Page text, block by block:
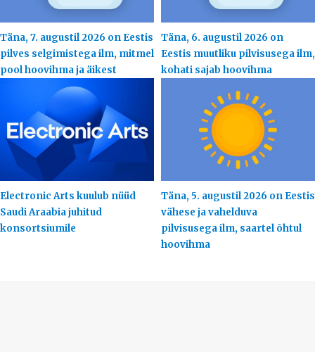
Täna, 7. augustil 2026 on Eestis
pilves selgimistega ilm, mitmel
pool hoovihma ja äikest
Täna, 6. augustil 2026 on
Eestis muutliku pilvisusega ilm,
kohati sajab hoovihma
Electronic Arts kuulub nüüd
Saudi Araabia juhitud
konsortsiumile
Täna, 5. augustil 2026 on Eestis
vähese ja vahelduva
pilvisusega ilm, saartel õhtul
hoovihma